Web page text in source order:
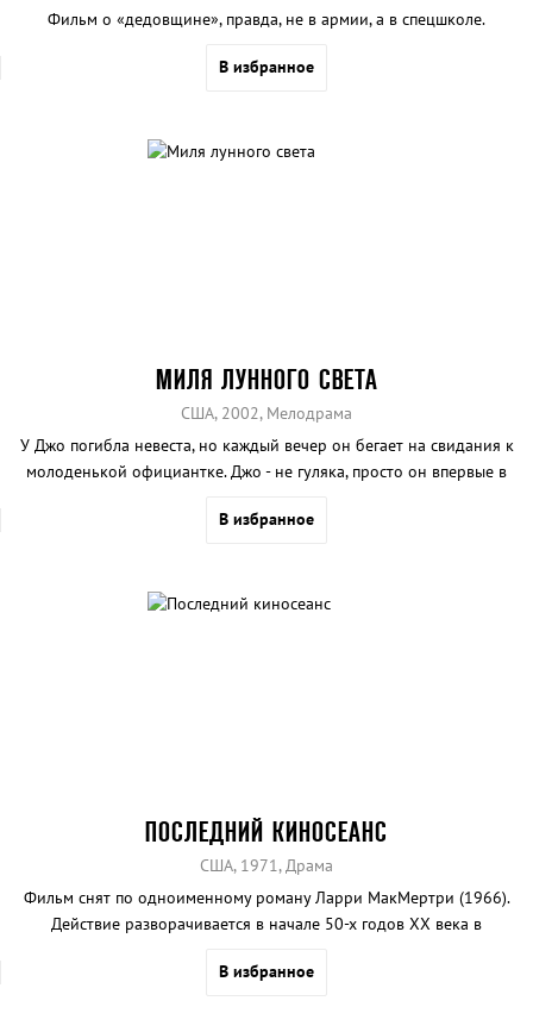
Фильм о «дедовщине», правда, не в армии, а в спецшколе.
В избранное
МИЛЯ ЛУННОГО СВЕТА
США, 2002, Мелодрама
У Джо погибла невеста, но каждый вечер он бегает на свидания к
молоденькой официантке. Джо - не гуляка, просто он впервые в
понимают
В избранное
ПОСЛЕДНИЙ КИНОСЕАНС
США, 1971, Драма
Фильм снят по одноименному роману Ларри МакМертри (1966).
Действие разворачивается в начале 50-х годов XX века в
В избранное